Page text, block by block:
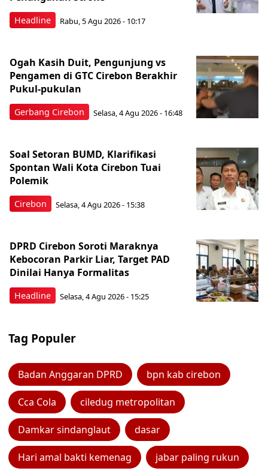
Headline Rabu, 5 Agu 2026 - 10:17
Gerbang Cirebon
Ogah Kasih Duit, Pengunjung vs
Pengamen di GTC Cirebon Berakhir
Pukul-pukulan
Selasa, 4 Agu 2026 - 16:48
Cirebon
Soal Setoran BUMD, Klarifikasi
Spontan Wali Kota Cirebon Tuai
Polemik
Selasa, 4 Agu 2026 - 15:38
Headline
DPRD Cirebon Soroti Maraknya
Kebocoran Parkir Liar, Target PAD
Dinilai Hanya Formalitas
Selasa, 4 Agu 2026 - 15:25
Tag Populer
Badan Anggaran DPRD bpn kab cirebon
Cca Cola ciledug metropolitan
Damkar sindanglaut dasar
Hari amal bakti kemenag jabar paling rukun